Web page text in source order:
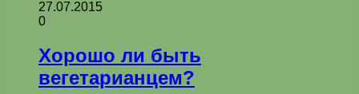
27.07.2015
0
Хорошо ли быть
вегетарианцем?